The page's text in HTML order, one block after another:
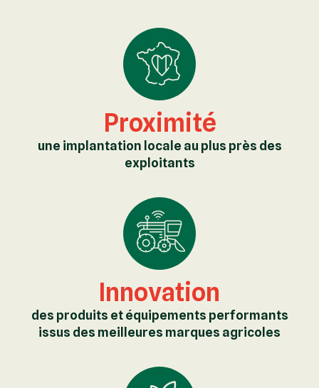
Proximité
une implantation locale au plus près des
exploitants
Innovation
des produits et équipements performants
issus des meilleures marques agricoles